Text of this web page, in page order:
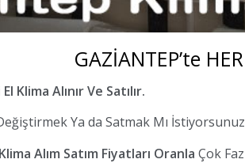
GAZİANTEP’te
Klima Alınır Ve Satılır.
Ya da Satmak Mı
Alım Satım Fiyatları Oranla Çok